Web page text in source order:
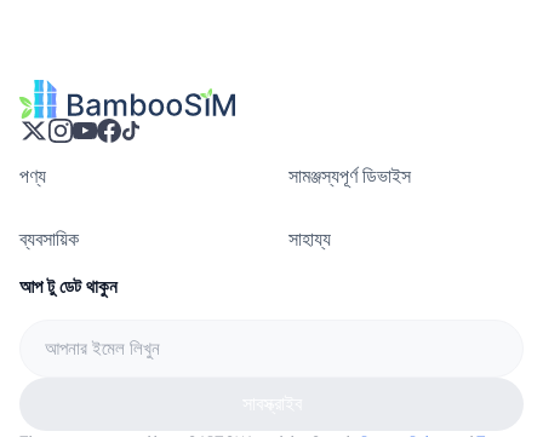
পণ্য সামঞ্জস্যপূর্ণ ডিভাইস
ব্যবসায়িক সাহায্য
আপ টু ডেট থাকুন